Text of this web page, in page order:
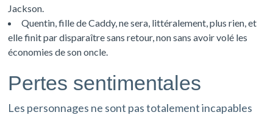
Jackson.
Quentin, fille de Caddy, ne sera, littéralement, plus rien, et
elle finit par disparaître sans retour, non sans avoir volé les
économies de son oncle.
Pertes sentimentales
Les personnages ne sont pas totalement incapables